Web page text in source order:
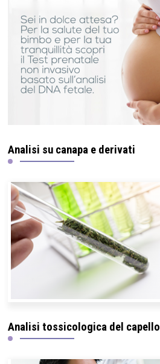
Analisi su canapa e derivati
Analisi tossicologica del capello